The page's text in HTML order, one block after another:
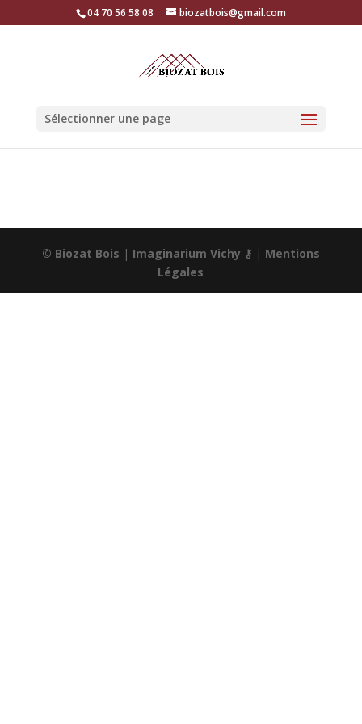
04 70 56 58 08 biozatbois@gmail.com
Sélectionner une page
© Biozat Bois | Imaginarium Vichy ⚷ | Mentions
Légales